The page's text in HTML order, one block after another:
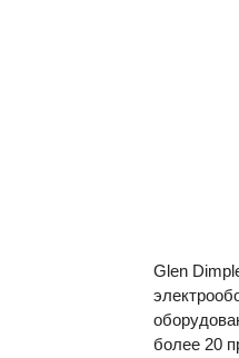
Glen
более 20